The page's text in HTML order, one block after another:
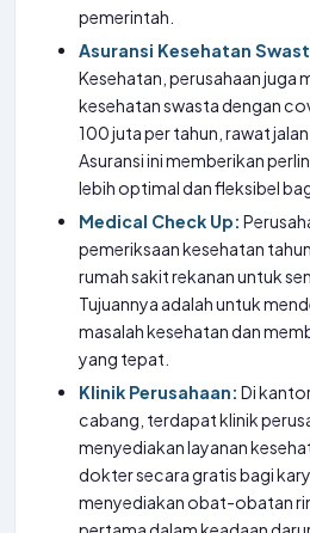
pemerintah.
Asuransi Kesehatan
Kesehatan, perusahaan juga
kesehatan swasta dengan
100 juta per tahun, rawat
Asuransi ini memberikan
lebih optimal dan fleksibel
Medical Check Up:
pemeriksaan kesehatan
rumah sakit rekanan untuk
Tujuannya adalah untuk
masalah kesehatan dan
yang tepat.
Klinik Perusahaan: Di
cabang, terdapat klinik
menyediakan layanan
dokter secara gratis bagi
menyediakan obat-obatan